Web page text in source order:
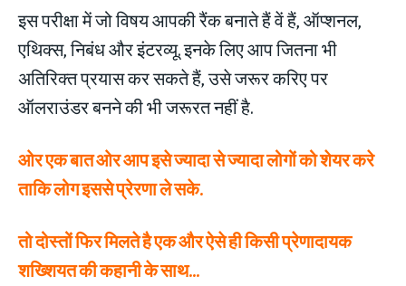
इस परीक्षा में जो विषय आपकी रैंक बनाते हैं वें हैं, ऑप्शनल,
एथिक्स, निबंध और इंटरव्यू. इनके लिए आप जितना भी
अतिरिक्त प्रयास कर सकते हैं, उसे जरूर करिए पर
ऑलराउंडर बनने की भी जरूरत नहीं है.
ओर एक बात ओर आप इसे ज्यादा से ज्यादा लोगों को शेयर करे
ताकि लोग इससे प्रेरणा ले सके.
तो दोस्तों फिर मिलते है एक और ऐसे ही किसी प्रेणादायक
शख्शियत की कहानी के साथ…